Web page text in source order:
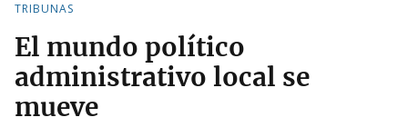
TRIBUNAS
El mundo político
administrativo local se
mueve